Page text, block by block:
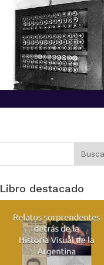
Libro destacado